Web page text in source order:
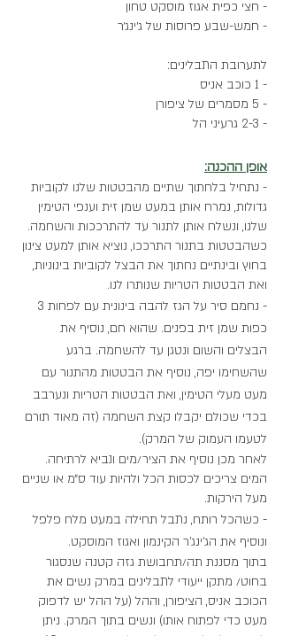
- חצי כפית אגוז מוסקט טחון
- חמש-שבע פרוסות של ג׳ינג׳ר
לתערובת התבלינים:
- 1 כוכב אניס
- 5 מסמרים של ציפורן
- 2-3 גרעיני הל
אופן ההכנה:
- נתחיל בלחתוך שתיים מהבטטות שלנו לקוביות
גדולות, נמרח אותן במעט שמן זית וענפי הטימין
שלנו, ונשלח אותן לתנור עד להתרככות והשחמה.
כשהבטטות בתנור התרככו, נוציא אותן למעט צינון
בחוץ ובינתיים נחתוך את הבצל לקוביות בינוניות,
ואת הבטטות הטריות שנותרו לנו.
כפות שמן זית בפנים. שהוא חם, נוסיף את
הבצלים והשום ונטגן עד להשחמה. ברגע
שהשחימו יפה, נוסיף את הבטטות מהתנור עם
מעט מעלי הטימין, ואת הבטטות הטריות ונערבב
בכדי שכולם יקבלו קצת השחמה (זה מאוד תורם
לטעמו העמוק של המרק).
לאחר מכן נוסיף את הציר/מים ונביא לרתיחה.
המים צריכים לכסות הכל ולהיות עוד ס״מ או שניים
מעל הירקות.
- כשהכל רותח, נתבל תחילה במעט מלח פלפל
ונוסיף את הג'ינג'ר הקינמון ואגוז המוסקט.
בתוך מסננת תה/תחבושת גזה קטנה שנסגור
בחוט/ מתקן ייעודי לתבלינים במרק נשים את
הכוכב אניס, הציפורן, וההל (על ההל יש לדפוק
מעט כדי לפתוח אותו) ונשים בתוך המרק. ניתן